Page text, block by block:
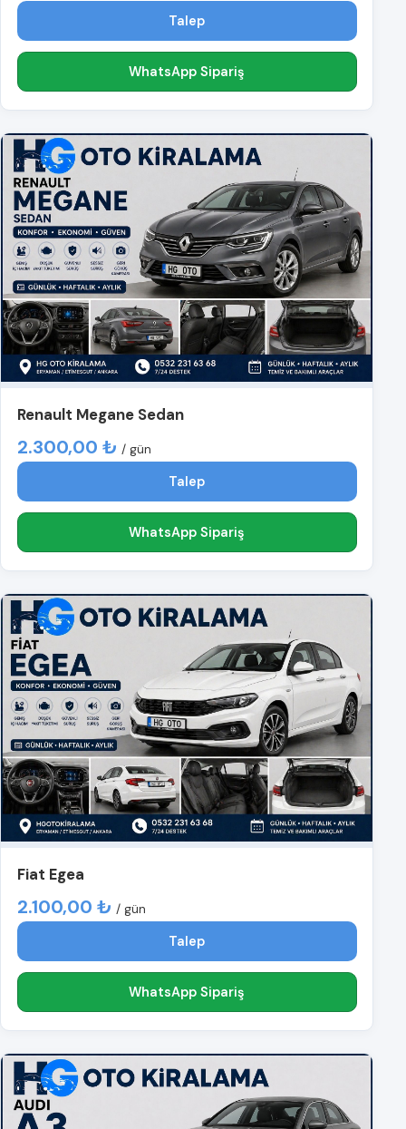
Talep
WhatsApp Sipariş
Renault Megane Sedan
2.300,00 ₺ / gün
Talep
WhatsApp Sipariş
Fiat Egea
2.100,00 ₺ / gün
Talep
WhatsApp Sipariş